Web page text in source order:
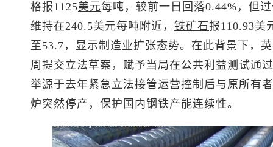
格报1125美元每吨，较前一日回落0.44%，但
维持在240.5美元每吨附近， 铁矿石报110.93美
至53.7，显示制造业扩张态势。在此背景下，
周提交立法草案，赋予当局在公共利益测试通
举源于去年紧急立法接管运营控制后与原所有
炉突然停产，保护国内钢铁产能连续性。